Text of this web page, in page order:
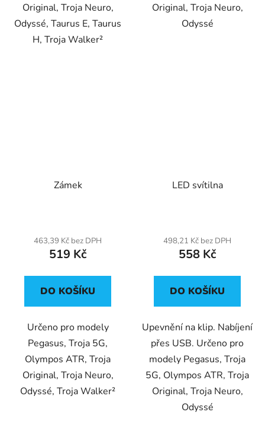
Original, Troja Neuro,
Odyssé, Taurus E, Taurus
H, Troja Walker²
Original, Troja Neuro,
Odyssé
Zámek
463,39 Kč bez DPH
519 Kč
DO KOŠÍKU
Určeno pro modely
Pegasus, Troja 5G,
Olympos ATR, Troja
Original, Troja Neuro,
Odyssé, Troja Walker²
LED svítilna
498,21 Kč bez DPH
558 Kč
DO KOŠÍKU
Upevnění na klip. Nabíjení
přes USB. Určeno pro
modely Pegasus, Troja
5G, Olympos ATR, Troja
Original, Troja Neuro,
Odyssé